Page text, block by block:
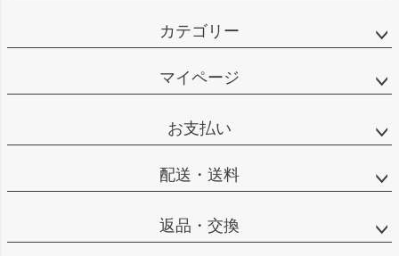
カテゴリー
マイページ
お支払い
配送・送料
返品・交換